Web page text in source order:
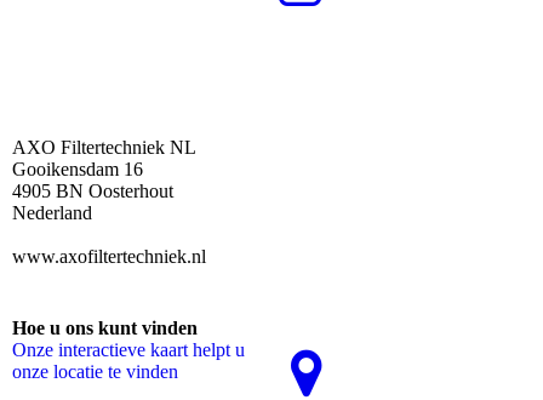
AXO Filtertechniek NL
Gooikensdam 16
4905 BN Oosterhout
Nederland
www.axofiltertechniek.nl
Hoe u ons kunt vinden
Onze interactieve kaart helpt u
onze locatie te vinden